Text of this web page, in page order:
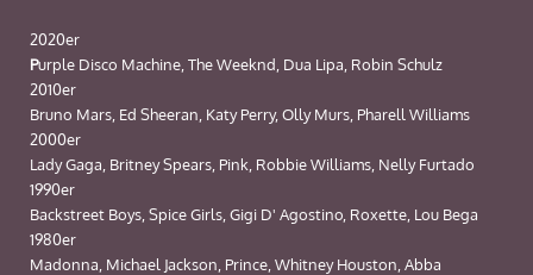
2020er
Purple Disco Machine, The Weeknd, Dua Lipa, Robin Schulz
2010er
Bruno Mars, Ed Sheeran, Katy Perry, Olly Murs, Pharell Williams
2000er
Lady Gaga, Britney Spears, Pink, Robbie Williams, Nelly Furtado
1990er
Backstreet Boys, Spice Girls, Gigi D' Agostino, Roxette, Lou Bega
1980er
Madonna, Michael Jackson, Prince, Whitney Houston, Abba